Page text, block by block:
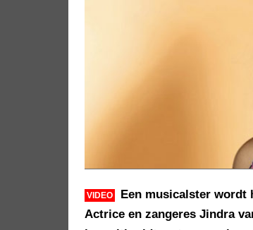
VIDEO
Een musicalster wordt
Actrice en zangeres Jindra